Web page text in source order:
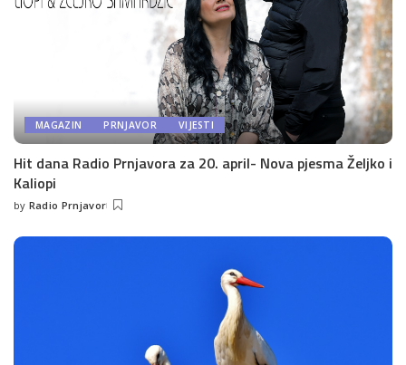
MAGAZIN PRNJAVOR VIJESTI
Hit dana Radio Prnjavora za 20. april- Nova pjesma Željko i
Kaliopi
Posted
by Radio Prnjavor